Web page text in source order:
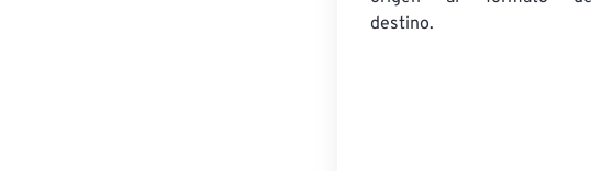
destino.